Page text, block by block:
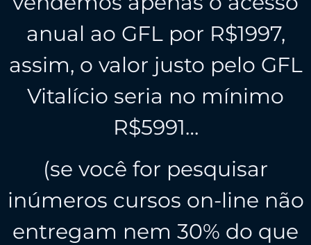
anual ao GFL por R$1997,
assim, o valor justo pelo GFL
Vitalício seria no mínimo
R$5991…
(se você for pesquisar
inúmeros cursos on-line não
entregam nem 30% do que